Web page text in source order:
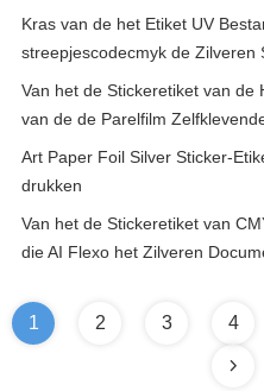
Kras van de het Etiket UV
streepjescodecmyk de Zilveren
Van het de Stickeretiket van de
van de de Parelfilm
Art Paper Foil Silver Sticker-
drukken
Van het de Stickeretiket van
die AI Flexo het Zilveren
1 2 3 4